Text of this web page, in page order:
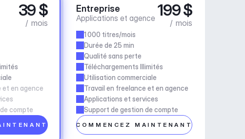
39 $
/ mois
et en agence
compte
Entreprise
Applications et agence 199 $
/ mois
1 000 titres/mois
Durée de 25 min
Qualité sans perte
Téléchargements Illimités
Utilisation commerciale
Travail en freelance et en agence
Applications et services
Support de gestion de compte
COMMENCEZ MAINTENANT